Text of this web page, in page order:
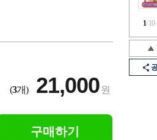
1/10
(3개) 21,000원
구매하기